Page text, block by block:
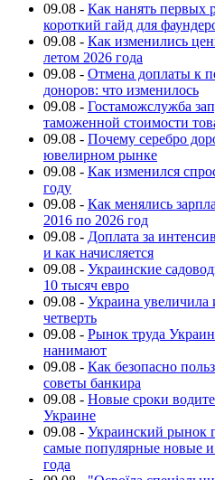
09.08 - Как нанять первых
короткий гайд для
09.08 - Как изменились
летом 2026 года
09.08 - Отмена доплаты к
доноров: что изменилось
09.08 - Гостаможслужба
таможенной стоимости
09.08 - Почему серебро
ювелирном рынке
09.08 - Как изменился
году
09.08 - Как менялись
2016 по 2026 год
09.08 - Доплата за
и как начисляется
09.08 - Украинские
10 тысяч евро
09.08 - Украина
четверть
09.08 - Рынок труда
нанимают
09.08 - Как безопасно
советы банкира
09.08 - Новые сроки
Украине
09.08 - Украинский рынок
самые популярные новые
года